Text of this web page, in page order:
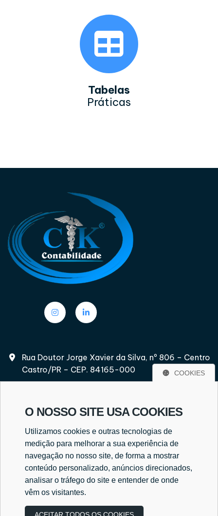
Tabelas
Práticas
Rua Doutor Jorge Xavier da Silva, nº 806 – Centro
Castro/PR – CEP. 84165-000
(42) 3232-2597
(42) 9 8417-6502
everaldo@cekcontabilidade.cnt.br
COOKIES
O NOSSO SITE USA COOKIES
Utilizamos cookies e outras tecnologias de
medição para melhorar a sua experiência de
navegação no nosso site, de forma a mostrar
conteúdo personalizado, anúncios direcionados,
analisar o tráfego do site e entender de onde
vêm os visitantes.